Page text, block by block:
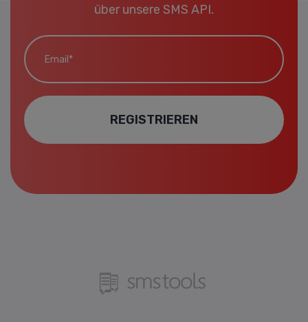
über unsere SMS API.
Email*
REGISTRIEREN